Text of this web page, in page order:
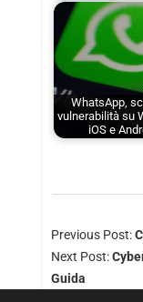
WhatsApp,
vulnerabilità su
iOS e
Previous Post:
Next Post:
Guida